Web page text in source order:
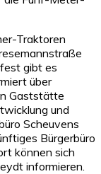
Traktoren
gibt es
über
Gaststätte
und
Scheuvens
Bürgerbüro
können sich
informieren.